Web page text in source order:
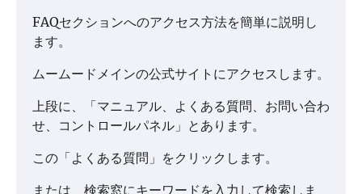
FAQセクションへのアクセス方法を簡単に説明し
ます。
ムームードメインの公式サイトにアクセスします。
上段に、「マニュアル、よくある質問、お問い合わ
せ、コントロールパネル」とあります。
この「よくある質問」をクリックします。
または、検索窓にキーワードを入力して検索しま